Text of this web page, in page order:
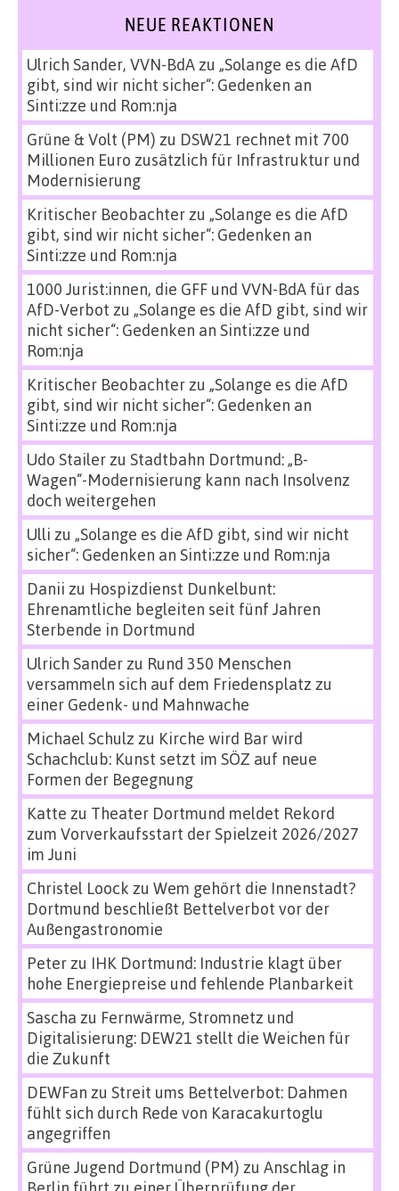
NEUE REAKTIONEN
Ulrich Sander, VVN-BdAzu „Solange es die AfD
gibt, sind wir nicht sicher“: Gedenken an
Sinti:zze und Rom:nja
Grüne & Volt (PM) zu DSW21 rechnet mit 700
Millionen Euro zusätzlich für Infrastruktur und
Modernisierung
Kritischer Beobachterzu „Solange es die AfD
gibt, sind wir nicht sicher“: Gedenken an
Sinti:zze und Rom:nja
1000 Jurist:innen, die GFF und VVN-BdA für das
AfD-Verbot zu „Solange es die AfD gibt, sind wir
nicht sicher“: Gedenken an Sinti:zze und
Rom:nja
Kritischer Beobachterzu „Solange es die AfD
gibt, sind wir nicht sicher“: Gedenken an
Sinti:zze und Rom:nja
Udo Stailerzu Stadtbahn Dortmund: „B-
Wagen“-Modernisierung kann nach Insolvenz
doch weitergehen
Ulli zu „Solange es die AfD gibt, sind wir nicht
sicher“: Gedenken an Sinti:zze und Rom:nja
Danii zu Hospizdienst Dunkelbunt:
Ehrenamtliche begleiten seit fünf Jahren
Sterbende in Dortmund
Ulrich Sanderzu Rund 350 Menschen
versammeln sich auf dem Friedensplatz zu
einer Gedenk- und Mahnwache
Michael Schulz zu Kirche wird Bar wird
Schachclub: Kunst setzt im SÖZ auf neue
Formen der Begegnung
Katte zu Theater Dortmund meldet Rekord
zum Vorverkaufsstart der Spielzeit 2026/2027
im Juni
Christel Loock zu Wem gehört die Innenstadt?
Dortmund beschließt Bettelverbot vor der
Außengastronomie
Peterzu IHK Dortmund: Industrie klagt über
hohe Energiepreise und fehlende Planbarkeit
Sascha zu Fernwärme, Stromnetz und
Digitalisierung: DEW21 stellt die Weichen für
die Zukunft
DEWFan zu Streit ums Bettelverbot: Dahmen
fühlt sich durch Rede von Karacakurtoglu
angegriffen
Grüne Jugend Dortmund (PM) zu Anschlag in
Berlin führt zu einer Überprüfung der